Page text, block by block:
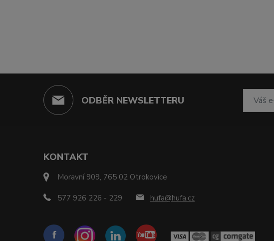
ODBĚR NEWSLETTERU
KONTAKT
Moravní 909, 765 02 Otrokovice
577 926 226 - 229 hufa@hufa.cz